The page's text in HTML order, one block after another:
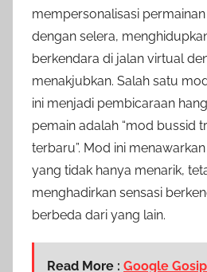
mempersonalisasi
dengan selera,
berkendara di jalan virtual
menakjubkan. Salah satu
ini menjadi pembicaraan
pemain adalah “mod bussid
terbaru”. Mod ini
yang tidak hanya menarik,
menghadirkan sensasi
berbeda dari yang lain.
Read More : Google